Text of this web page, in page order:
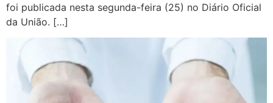
foi publicada nesta segunda-feira (25) no Diário Oficial
da União. […]